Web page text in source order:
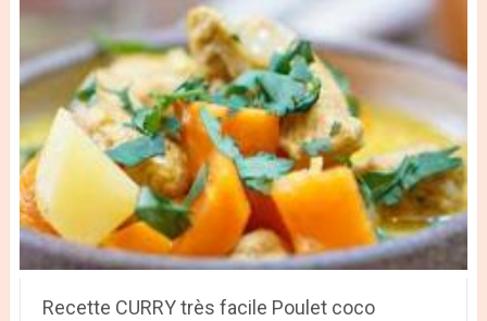
Recette CURRY très facile Poulet coco